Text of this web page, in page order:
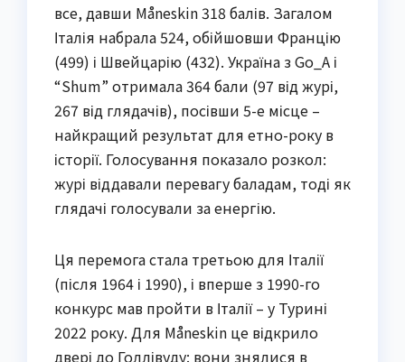
все, давши Måneskin 318 балів. Загалом
Італія набрала 524, обійшовши Францію
(499) і Швейцарію (432). Україна з Go_A і
“Shum” отримала 364 бали (97 від журі,
267 від глядачів), посівши 5-е місце –
найкращий результат для етно-року в
історії. Голосування показало розкол:
журі віддавали перевагу баладам, тоді як
глядачі голосували за енергію.
Ця перемога стала третьою для Італії
(після 1964 і 1990), і вперше з 1990-го
конкурс мав пройти в Італії – у Турині
2022 року. Для Måneskin це відкрило
двері до Голлівуду: вони знялися в